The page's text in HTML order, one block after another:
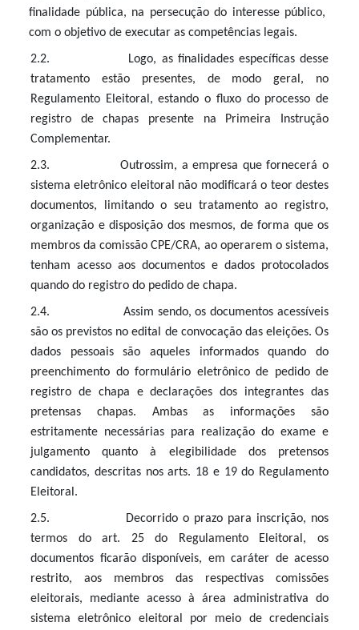
finalidade pública, na persecução do interesse público,
com o objetivo de executar as competências legais.
2.2. Logo, as finalidades específicas desse
tratamento estão presentes, de modo geral, no
Regulamento Eleitoral, estando o fluxo do processo de
registro de chapas presente na Primeira Instrução
Complementar.
2.3. Outrossim, a empresa que fornecerá o
sistema eletrônico eleitoral não modificará o teor destes
documentos, limitando o seu tratamento ao registro,
organização e disposição dos mesmos, de forma que os
membros da comissão CPE/CRA, ao operarem o sistema,
tenham acesso aos documentos e dados protocolados
quando do registro do pedido de chapa.
2.4. Assim sendo, os documentos acessíveis
são os previstos no edital de convocação das eleições. Os
dados pessoais são aqueles informados quando do
preenchimento do formulário eletrônico de pedido de
registro de chapa e declarações dos integrantes das
pretensas chapas. Ambas as informações são
estritamente necessárias para realização do exame e
julgamento quanto à elegibilidade dos pretensos
candidatos, descritas nos arts. 18 e 19 do Regulamento
Eleitoral.
2.5. Decorrido o prazo para inscrição, nos
termos do art. 25 do Regulamento Eleitoral, os
documentos ficarão disponíveis, em caráter de acesso
restrito, aos membros das respectivas comissões
eleitorais, mediante acesso à área administrativa do
sistema eletrônico eleitoral por meio de credenciais